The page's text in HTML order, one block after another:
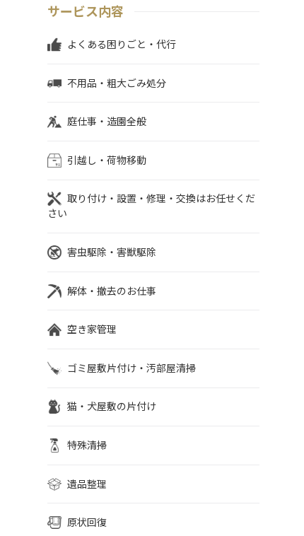
サービス内容
よくある困りごと・代行
不用品・粗大ごみ処分
庭仕事・造園全般
引越し・荷物移動
取り付け・設置・修理・交換はお任せくだ
さい
害虫駆除・害獣駆除
解体・撤去のお仕事
空き家管理
ゴミ屋敷片付け・汚部屋清掃
猫・犬屋敷の片付け
特殊清掃
遺品整理
原状回復